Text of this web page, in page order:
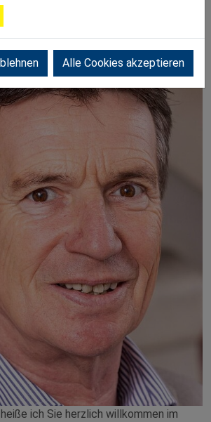
ich Sie herzlich willkommen im
Alle Cookies akzeptieren